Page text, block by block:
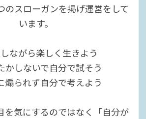
のスローガンを掲げ運営をして
います。
ながら楽しく生きよう
しないで自分で試そう
られず自分で考えよう
を気にするのではなく「自分が